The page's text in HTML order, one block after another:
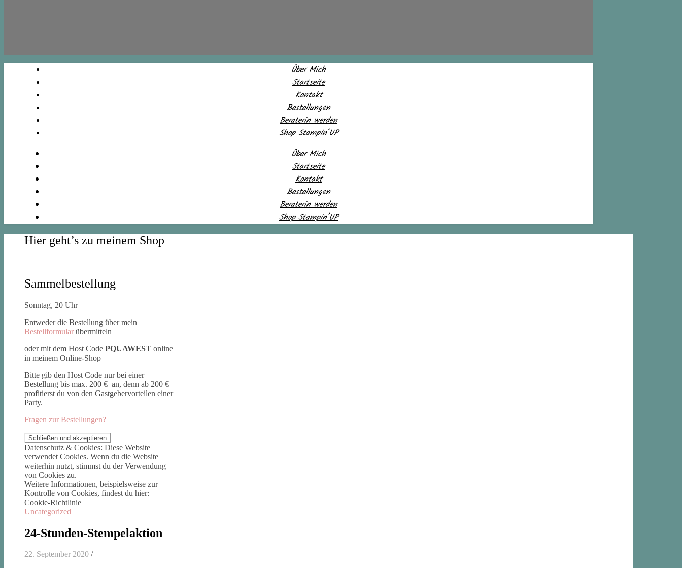
Über Mich
Startseite
Kontakt
Bestellungen
Beraterin werden
Shop Stampin´UP
Über Mich
Startseite
Kontakt
Bestellungen
Beraterin werden
Shop Stampin´UP
Hier geht’s zu meinem Shop
Sammelbestellung
Sonntag, 20 Uhr
Entweder die Bestellung über mein
Bestellformular übermitteln
oder mit dem Host Code PQUAWEST online
in meinem Online-Shop
Bitte gib den Host Code nur bei einer
Bestellung bis max. 200 € an, denn ab 200 €
profitierst du von den Gastgebervorteilen einer
Party.
Fragen zur Bestellungen?
Datenschutz & Cookies: Diese Website
verwendet Cookies. Wenn du die Website
weiterhin nutzt, stimmst du der Verwendung
von Cookies zu.
Weitere Informationen, beispielsweise zur
Kontrolle von Cookies, findest du hier:
Cookie-Richtlinie
Uncategorized
24-Stunden-Stempelaktion
22. September 2020 /